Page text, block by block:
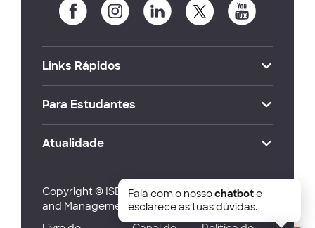
Links Rápidos
Para Estudantes
Atualidade
Copyright © ISEG Lisbon School of Economics
and Management 2026
Fala com o nossochatbote
esclarece as tuas dúvidas.